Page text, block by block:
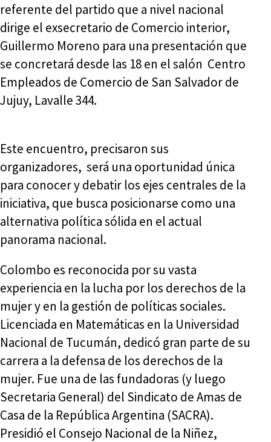
referente del partido que a nivel nacional
dirige el exsecretario de Comercio interior,
Guillermo Moreno para una presentación que
se concretará desde las 18 en el salón Centro
Empleados de Comercio de San Salvador de
Jujuy, Lavalle 344.
Este encuentro, precisaron sus
organizadores, será una oportunidad única
para conocer y debatir los ejes centrales de la
iniciativa, que busca posicionarse como una
alternativa política sólida en el actual
panorama nacional.
Colombo es reconocida por su vasta
experiencia en la lucha por los derechos de la
mujer y en la gestión de políticas sociales.
Licenciada en Matemáticas en la Universidad
Nacional de Tucumán, dedicó gran parte de su
carrera a la defensa de los derechos de la
mujer. Fue una de las fundadoras (y luego
Secretaria General) del Sindicato de Amas de
Casa de la República Argentina (SACRA).
Presidió el Consejo Nacional de la Niñez,